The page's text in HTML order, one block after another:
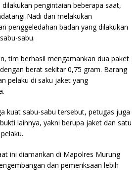
pengintaian beberapa saat,
Nadi dan melakukan
penggeledahan badan yang dilakukan
sabu.
tim berhasil mengamankan dua paket
berat sekitar 0,75 gram. Barang
pelaku di saku jaket yang
kuat sabu-sabu tersebut, petugas juga
lainnya, yakni berupa jaket dan satu
ini diamankan di Mapolres Murung
dan pemeriksaan lebih